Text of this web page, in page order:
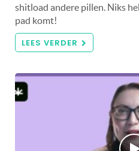
shitload andere pillen. Niks
pad komt!
LEES VERDER